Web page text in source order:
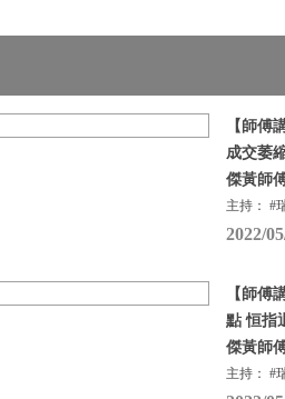
【師傅
成交萎
傑黃師
主持： #
2022/
【師傅
點 恒指
傑黃師
主持： #